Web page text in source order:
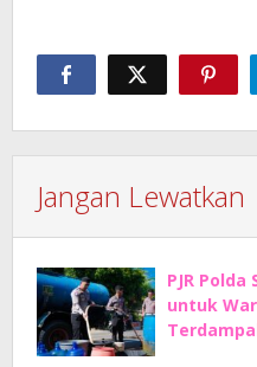
Jangan Lewatkan
PJR
untuk